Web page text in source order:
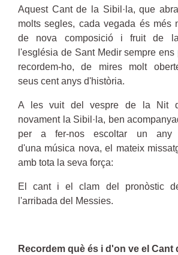
Aquest Cant de la Sibil·la, que
molts segles, cada vegada és més
de nova composició i fruit de
l'església de Sant Medir sempre ens
recordem-ho, de mires molt
seus cent anys d'història.
A les vuit del vespre de la Nit
novament la Sibil·la, ben
per a fer-nos escoltar un any
d'una música nova, el mateix
amb tota la seva força:
El cant i el clam del pronòstic
l'arribada del Messies.
Recordem què és i d'on ve el Cant